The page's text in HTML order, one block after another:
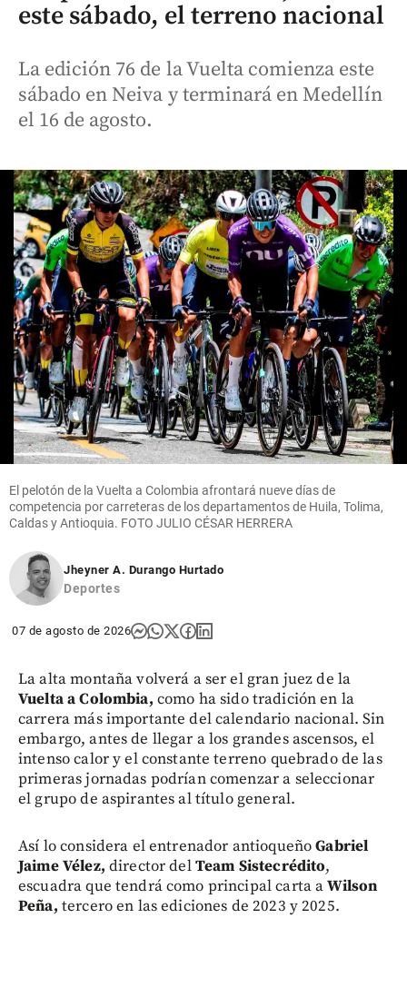
este sábado, el terreno nacional
La edición 76 de la Vuelta comienza este
sábado en Neiva y terminará en Medellín
el 16 de agosto.
El pelotón de la Vuelta a Colombia afrontará nueve días de
competencia por carreteras de los departamentos de Huila, Tolima,
Caldas y Antioquia. FOTO JULIO CÉSAR HERRERA
Jheyner A. Durango Hurtado
Deportes
07 de agosto de 2026
La alta montaña volverá a ser el gran juez de la
Vuelta a Colombia, como ha sido tradición en la
carrera más importante del calendario nacional. Sin
embargo, antes de llegar a los grandes ascensos, el
intenso calor y el constante terreno quebrado de las
primeras jornadas podrían comenzar a seleccionar
el grupo de aspirantes al título general.
Así lo considera el entrenador antioqueñoGabriel
Jaime Vélez, director delTeam Sistecrédito,
escuadra que tendrá como principal carta aWilson
Peña, tercero en las ediciones de 2023 y 2025.